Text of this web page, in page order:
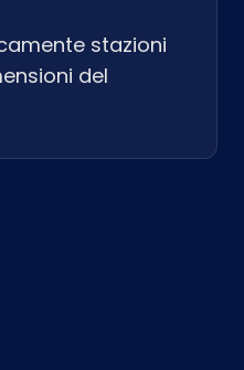
stazioni
del